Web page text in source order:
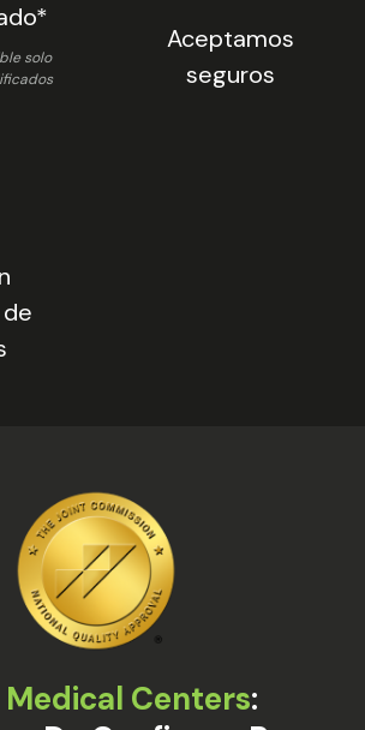
solo
Aceptamos
seguros
Medical Centers: